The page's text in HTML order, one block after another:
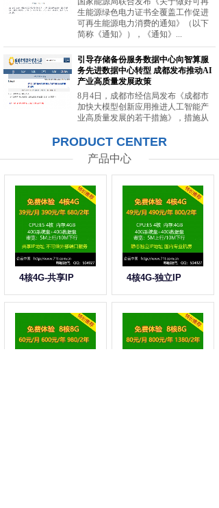
生能源绿色电力证书全覆盖工作促进
可再生能源电力消费的通知》（以下
简称《通知》），《通知》...
引导存储备份服务数据中心向智算服
务先进数据中心转型 成都发布推动AI
产业高质量发展政策
8月4日，成都市经信局发布《成都市
加快大模型创新应用推进人工智能产
业高质量发展的若干措施》，措施从
力等方面提出20条举措。...
PRODUCT CENTER
产品中心
4核4G-共享IP 4核4G-独立IP